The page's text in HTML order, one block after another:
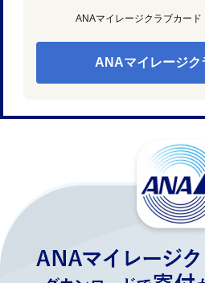
ANAマイレージクラブカード
ANAマイレージク